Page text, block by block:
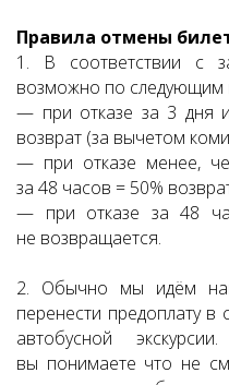
Правила отмены
1. В соответствии с
возможно по следующим
— при отказе за 3 дня
возврат (за вычетом
— при отказе менее,
за 48 часов = 50%
— при отказе за 48
не возвращается.
2. Обычно мы идём
перенести предоплату
автобусной
вы понимаете что не